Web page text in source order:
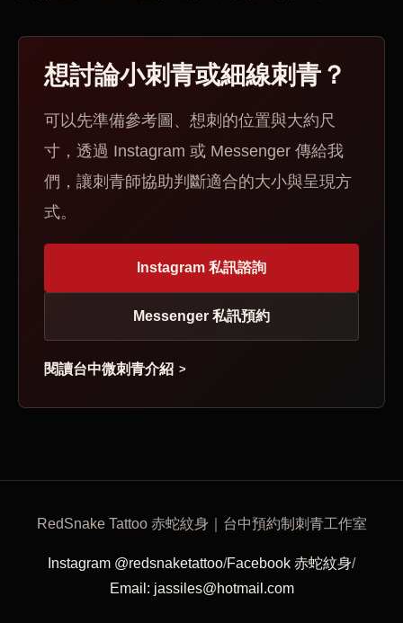
想討論小刺青或細線刺青？
可以先準備參考圖、想刺的位置與大約尺
寸，透過 Instagram 或 Messenger 傳給我
們，讓刺青師協助判斷適合的大小與呈現方
式。
Instagram 私訊諮詢
Messenger 私訊預約
閱讀台中微刺青介紹
RedSnake Tattoo 赤蛇紋身｜台中預約制刺青工作室
Instagram @redsnaketattoo/Facebook 赤蛇紋身/
Email: jassiles@hotmail.com